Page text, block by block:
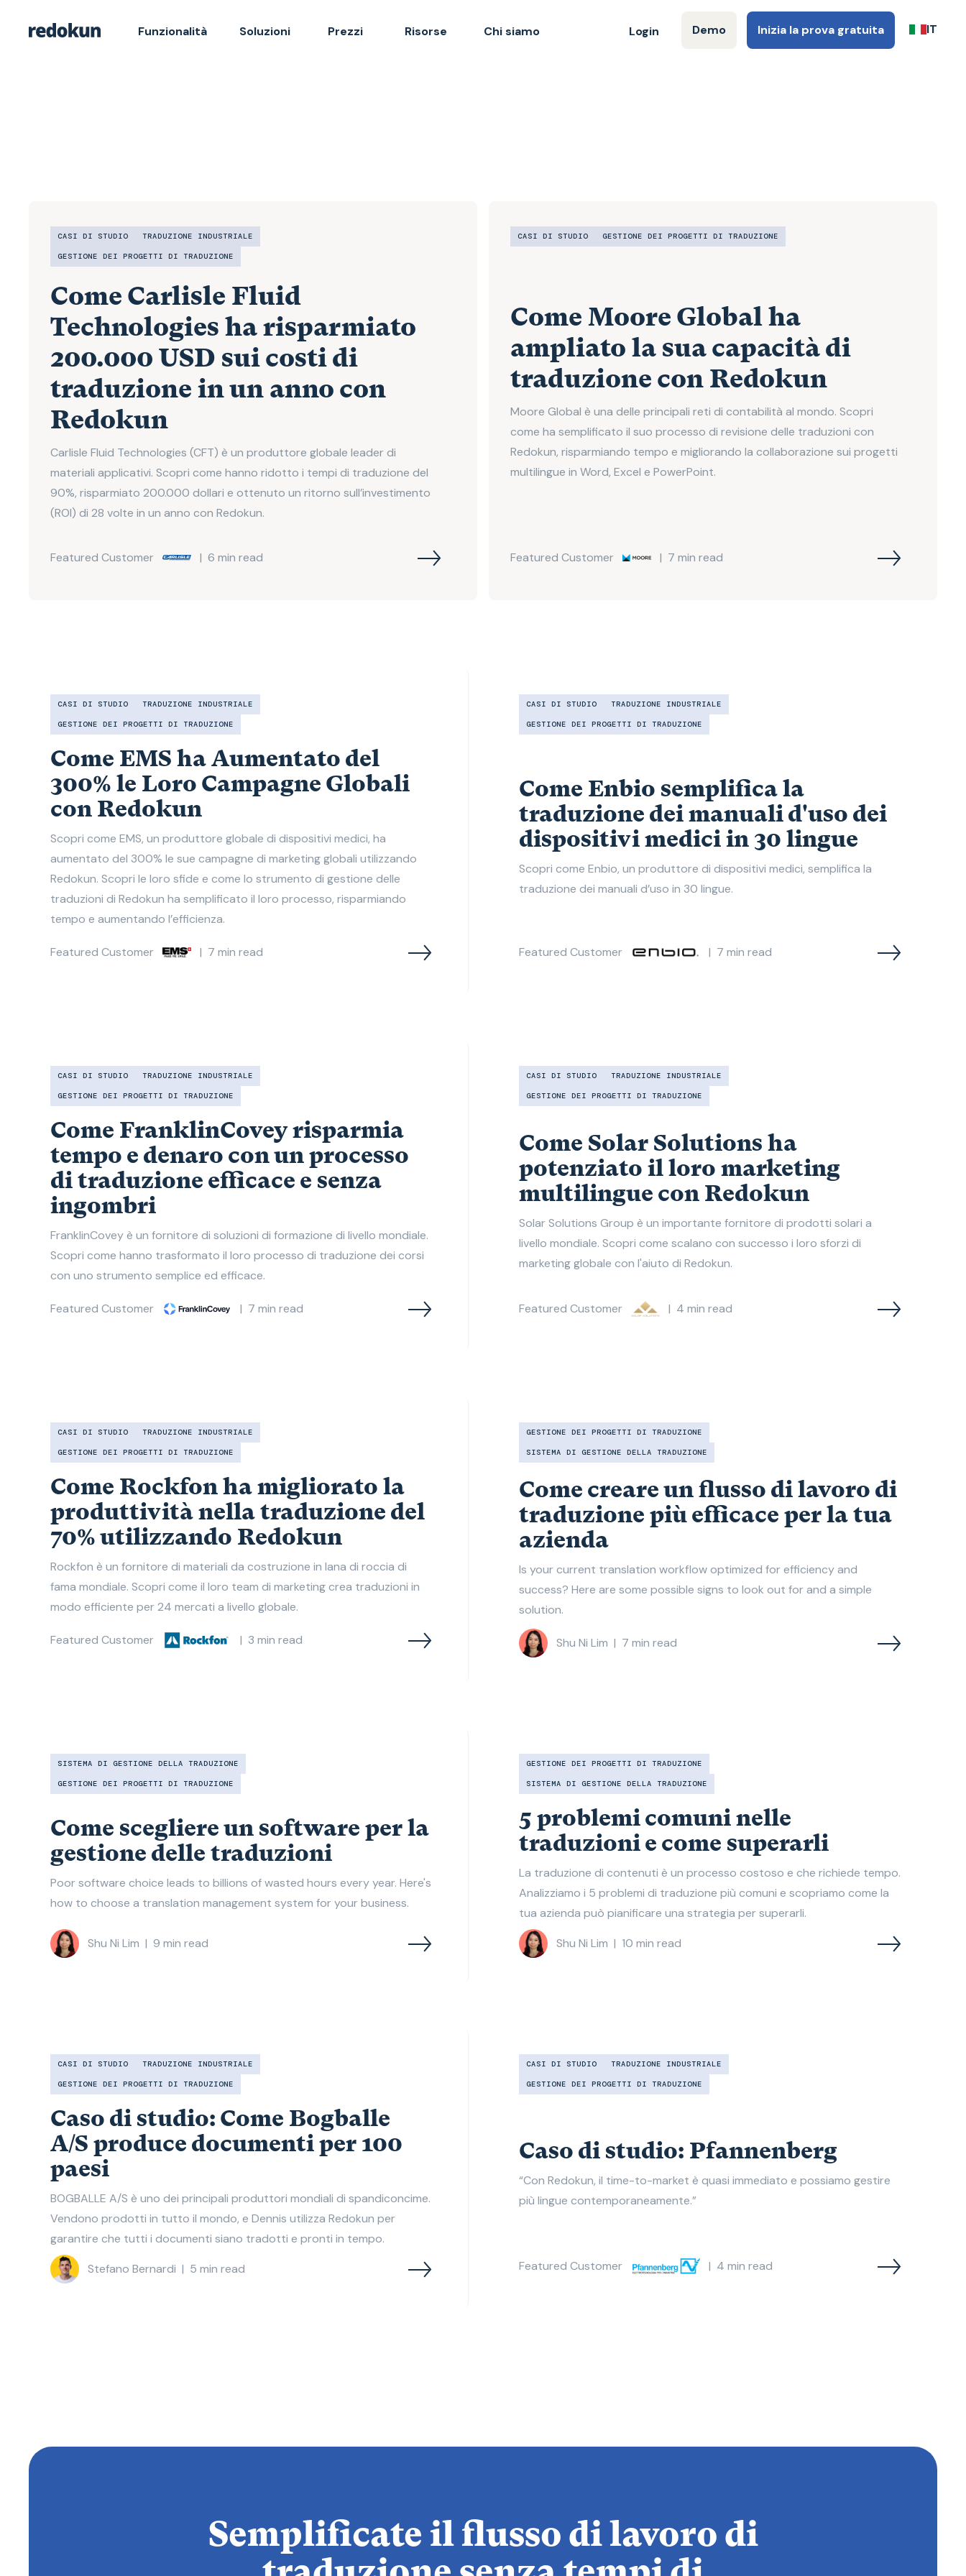
Funzionalità Soluzioni Prezzi Risorse Chi siamo Login Demo Inizia la prova gratuita IT
CASI DI STUDIO TRADUZIONE INDUSTRIALE
GESTIONE DEI PROGETTI DI TRADUZIONE
Come Carlisle Fluid
Technologies ha risparmiato
200.000 USD sui costi di
traduzione in un anno con
Redokun
Carlisle Fluid Technologies (CFT) è un produttore globale leader di
materiali applicativi. Scopri come hanno ridotto i tempi di traduzione del
90%, risparmiato 200.000 dollari e ottenuto un ritorno sull’investimento
(ROI) di 28 volte in un anno con Redokun.​
Featured Customer | 6 min read
CASI DI STUDIO GESTIONE DEI PROGETTI DI TRADUZIONE
Come Moore Global ha
ampliato la sua capacità di
traduzione con Redokun
Moore Global è una delle principali reti di contabilità al mondo. Scopri
come ha semplificato il suo processo di revisione delle traduzioni con
Redokun, risparmiando tempo e migliorando la collaborazione sui progetti
multilingue in Word, Excel e PowerPoint.
Featured Customer | 7 min read
CASI DI STUDIO TRADUZIONE INDUSTRIALE
GESTIONE DEI PROGETTI DI TRADUZIONE
Come EMS ha Aumentato del
300% le Loro Campagne Globali
con Redokun​
Scopri come EMS, un produttore globale di dispositivi medici, ha
aumentato del 300% le sue campagne di marketing globali utilizzando
Redokun. Scopri le loro sfide e come lo strumento di gestione delle
traduzioni di Redokun ha semplificato il loro processo, risparmiando
tempo e aumentando l’efficienza.​
Featured Customer | 7 min read
CASI DI STUDIO TRADUZIONE INDUSTRIALE
GESTIONE DEI PROGETTI DI TRADUZIONE
Come Enbio semplifica la
traduzione dei manuali d'uso dei
dispositivi medici in 30 lingue
Scopri come Enbio, un produttore di dispositivi medici, semplifica la
traduzione dei manuali d’uso in 30 lingue.​
Featured Customer | 7 min read
CASI DI STUDIO TRADUZIONE INDUSTRIALE
GESTIONE DEI PROGETTI DI TRADUZIONE
Come FranklinCovey risparmia
tempo e denaro con un processo
di traduzione efficace e senza
ingombri
FranklinCovey è un fornitore di soluzioni di formazione di livello mondiale.
Scopri come hanno trasformato il loro processo di traduzione dei corsi
con uno strumento semplice ed efficace.​
Featured Customer | 7 min read
CASI DI STUDIO TRADUZIONE INDUSTRIALE
GESTIONE DEI PROGETTI DI TRADUZIONE
Come Solar Solutions ha
potenziato il loro marketing
multilingue con Redokun
Solar Solutions Group è un importante fornitore di prodotti solari a
livello mondiale. Scopri come scalano con successo i loro sforzi di
marketing globale con l'aiuto di Redokun.
Featured Customer | 4 min read
CASI DI STUDIO TRADUZIONE INDUSTRIALE
GESTIONE DEI PROGETTI DI TRADUZIONE
Come Rockfon ha migliorato la
produttività nella traduzione del
70% utilizzando Redokun
Rockfon è un fornitore di materiali da costruzione in lana di roccia di
fama mondiale. Scopri come il loro team di marketing crea traduzioni in
modo efficiente per 24 mercati a livello globale.
Featured Customer | 3 min read
GESTIONE DEI PROGETTI DI TRADUZIONE
SISTEMA DI GESTIONE DELLA TRADUZIONE
Come creare un flusso di lavoro di
traduzione più efficace per la tua
azienda
Is your current translation workflow optimized for efficiency and
success? Here are some possible signs to look out for and a simple
solution.
Shu Ni Lim | 7 min read
SISTEMA DI GESTIONE DELLA TRADUZIONE
GESTIONE DEI PROGETTI DI TRADUZIONE
Come scegliere un software per la
gestione delle traduzioni
Poor software choice leads to billions of wasted hours every year. Here's
how to choose a translation management system for your business.
Shu Ni Lim | 9 min read
GESTIONE DEI PROGETTI DI TRADUZIONE
SISTEMA DI GESTIONE DELLA TRADUZIONE
5 problemi comuni nelle
traduzioni e come superarli
La traduzione di contenuti è un processo costoso e che richiede tempo.
Analizziamo i 5 problemi di traduzione più comuni e scopriamo come la
tua azienda può pianificare una strategia per superarli.
Shu Ni Lim | 10 min read
CASI DI STUDIO TRADUZIONE INDUSTRIALE
GESTIONE DEI PROGETTI DI TRADUZIONE
Caso di studio: Come Bogballe
A/S produce documenti per 100
paesi​
BOGBALLE A/S è uno dei principali produttori mondiali di spandiconcime.
Vendono prodotti in tutto il mondo, e Dennis utilizza Redokun per
garantire che tutti i documenti siano tradotti e pronti in tempo.​
Stefano Bernardi | 5 min read
CASI DI STUDIO TRADUZIONE INDUSTRIALE
GESTIONE DEI PROGETTI DI TRADUZIONE
Caso di studio: Pfannenberg
“Con Redokun, il time-to-market è quasi immediato e possiamo gestire
più lingue contemporaneamente.”
Featured Customer | 4 min read
Semplificate il flusso di lavoro di